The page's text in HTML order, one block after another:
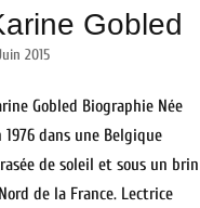
Gobled
2015
Gobled Biographie Née
1976 dans une Belgique
de soleil et sous un brin
de la France. Lectrice